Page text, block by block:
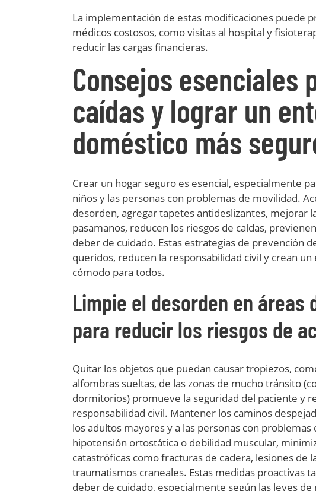
La implementación de estas modificaciones puede
médicos costosos, como visitas al hospital y
reducir las cargas financieras.
Consejos esenciales
caídas y lograr un
doméstico más
Crear un hogar seguro es esencial, especialmente
niños y las personas con problemas de movilidad.
desorden, agregar tapetes antideslizantes, mejorar
pasamanos, reducen los riesgos de caídas,
deber de cuidado. Estas estrategias de prevención
queridos, reducen la responsabilidad civil y crean un
cómodo para todos.
Limpie el desorden en áreas
para reducir los riesgos de
Quitar los objetos que puedan causar tropiezos,
alfombras sueltas, de las zonas de mucho tránsito
dormitorios) promueve la seguridad del paciente y
responsabilidad civil. Mantener los caminos
los adultos mayores y a las personas con
hipotensión ortostática o debilidad muscular,
catastróficas como fracturas de cadera, lesiones de
traumatismos craneales. Estas medidas proactivas
deber de cuidado, especialmente según las leyes